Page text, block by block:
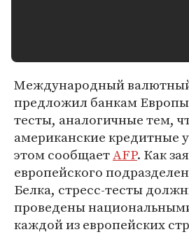
Международный
предложил банкам
тесты, аналогичные тем,
американские кредитные
этом сообщаетAFP. Как
европейского
Белка, стресс-тесты
проведены
каждой из европейских